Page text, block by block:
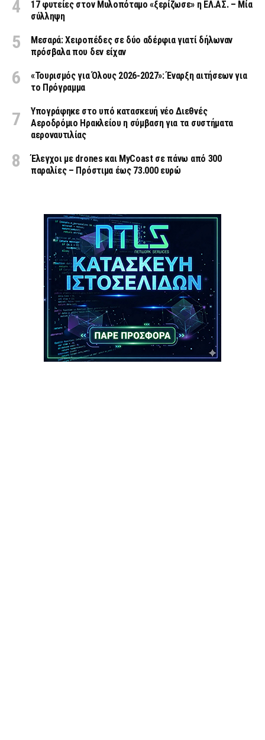
17 φυτείες στον Μυλοπόταμο «ξερίζωσε» η ΕΛ.ΑΣ. – Μία
σύλληψη
Μεσαρά: Χειροπέδες σε δύο αδέρφια γιατί δήλωναν
πρόσβαλα που δεν είχαν
«Τουρισμός για Όλους 2026-2027»: Έναρξη αιτήσεων για
το Πρόγραμμα
Υπογράφηκε στο υπό κατασκευή νέο Διεθνές
Αεροδρόμιο Ηρακλείου η σύμβαση για τα συστήματα
αεροναυτιλίας
Έλεγχοι με drones και MyCoast σε πάνω από 300
παραλίες – Πρόστιμα έως 73.000 ευρώ